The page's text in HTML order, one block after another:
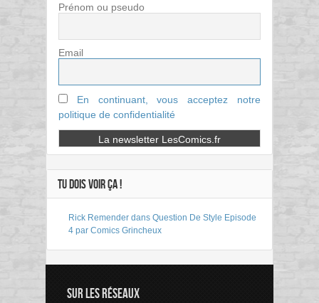
Prénom ou pseudo
Email
En continuant, vous acceptez notre
politique de confidentialité
TU DOIS VOIR ÇA !
Rick Remender dans Question De Style Episode
4 par Comics Grincheux
SUR LES RÉSEAUX